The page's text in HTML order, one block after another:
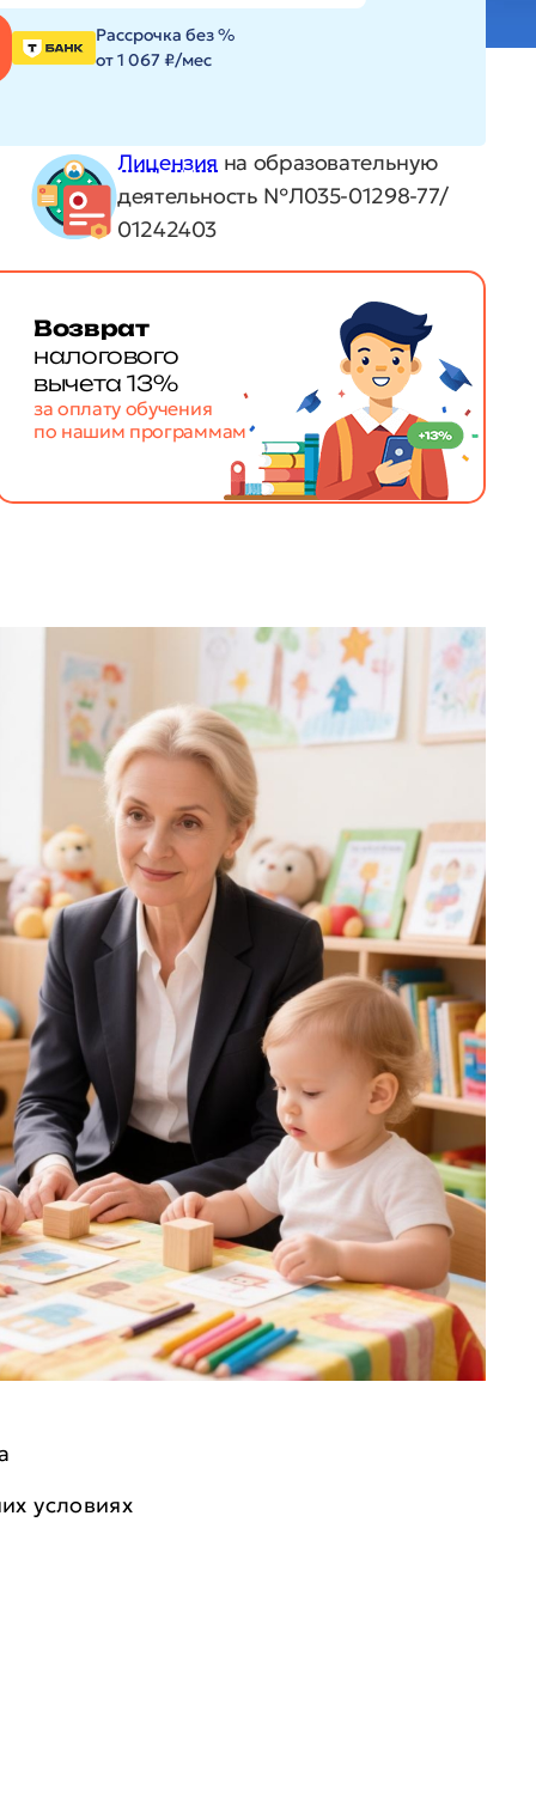
Рассрочка без %
от 1 067 ₽/мес
Лицензия на образовательную
деятельность №Л035-01298-77/
01242403
Возврат
налогового
вычета 13%
за оплату обучения
по нашим программам
условиях